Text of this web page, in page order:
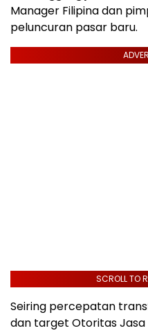
Manager Filipina dan
peluncuran pasar baru.
SCROLL TO
Seiring percepatan
dan target Otoritas Jasa